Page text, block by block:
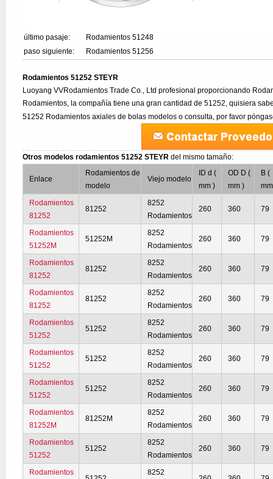
último pasaje:
Rodamientos 51248
paso siguiente:
Rodamientos 51256
Rodamientos 51252 STEYR
Luoyang VVRodamientos Trade Co., Ltd profesional proporcionando
Rodamientos, la compañía tiene una gran cantidad de 51252, quisiera
51252 Rodamientos axiales de bolas modelos o consulta, por favor
Otros modelos rodamientos 51252 STEYRdel mismo tamaño:
Enlace
Rodamientos de
modelo
Viejo modelo
ID d (
mm )
OD D (
mm )
B (
Rodamientos
81252
81252
8252
Rodamientos
260 360 79
Rodamientos
51252M
51252M
8252
Rodamientos
260 360 79
Rodamientos
81252
81252
8252
Rodamientos
260 360 79
Rodamientos
81252
81252
8252
Rodamientos
260 360 79
Rodamientos
51252
51252
8252
Rodamientos
260 360 79
Rodamientos
51252
51252
8252
Rodamientos
260 360 79
Rodamientos
51252
51252
8252
Rodamientos
260 360 79
Rodamientos
81252M
81252M
8252
Rodamientos
260 360 79
Rodamientos
51252
51252
8252
Rodamientos
260 360 79
Rodamientos 8252